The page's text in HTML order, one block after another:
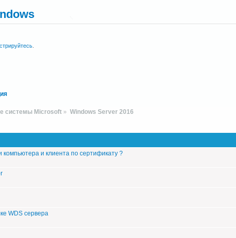
.
системы Microsoft» Windows Server 2016
компьютера и клиента по сертификату ?
WDS сервера